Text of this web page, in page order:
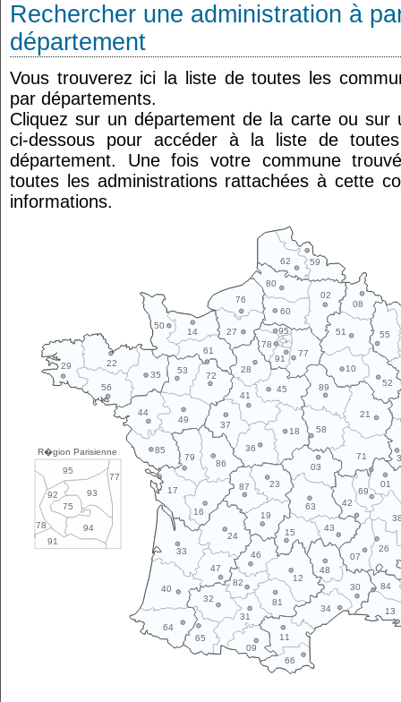
Rechercher une administration à
département
Vous trouverez ici la liste de toutes les
par départements.
Cliquez sur un département de la carte ou sur
ci-dessous pour accéder à la liste de
département. Une fois votre commune
toutes les administrations rattachées à cette
informations.
R�gion Parisienne
77
78
91
95
93
75
94
92
10
11
12
13
14
15
16
17
18
19
21
22
23
24
26
27
28
29
30
31
32
33
34
35
36
37
40
41
42
43
44
45
46
47
48
49
50
51
52
53
55
56
58
59
60
61
62
63
64
65
66
69
01
02
03
07
08
09
71
72
76
77
78
79
80
81
82 84
85
86
87
89
91
95